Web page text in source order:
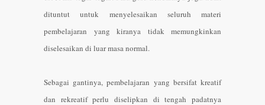
dituntut untuk menyelesaikan seluruh materi
pembelajaran yang kiranya tidak memungkinkan
diselesaikan di luar masa normal.
Sebagai gantinya, pembelajaran yang bersifat kreatif
dan rekreatif perlu diselipkan di tengah padatnya